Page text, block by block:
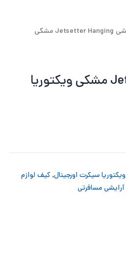
/ کیف لوازم آرایشی Jetsetter Hanging مشکی
کیف لوازم آرایشی Jetsetter Hanging مشکی ویکتوریا
سیکرت اورجینال, کیف لوازم
مسافرتی